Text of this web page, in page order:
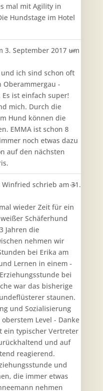
mal mit Agility in
Hundstage im Hotel
3. September 2017 um
und ich sind schon oft
-
ist einfach super!
mich. Durch die
Hund können die
EMMA ist schon 8
noch etwas dazu
auf den nächsten
...Diese
Winfried schrieb am 31.
wieder Zeit für ein
Schäferhund
Jahren die
nehmen wir
bei Erika am
Lernen in einem -
bei
war das bisherige
staunen.
und Sozialisierung
Level - Danke
ein typischer Vertreter
und auf
reagierend.
und
die immer etwas
nehmen
...Diese